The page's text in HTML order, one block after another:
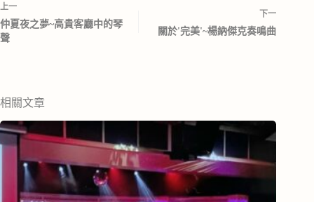
上一
仲夏夜之夢~高貴客廳中的琴
聲
下一
關於'完美'~楊納傑克奏鳴曲
相關文章